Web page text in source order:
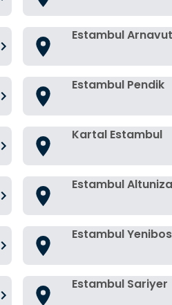
Estambul
Estambul Pendik
Kartal Estambul
Estambul
Estambul
Estambul Sariyer